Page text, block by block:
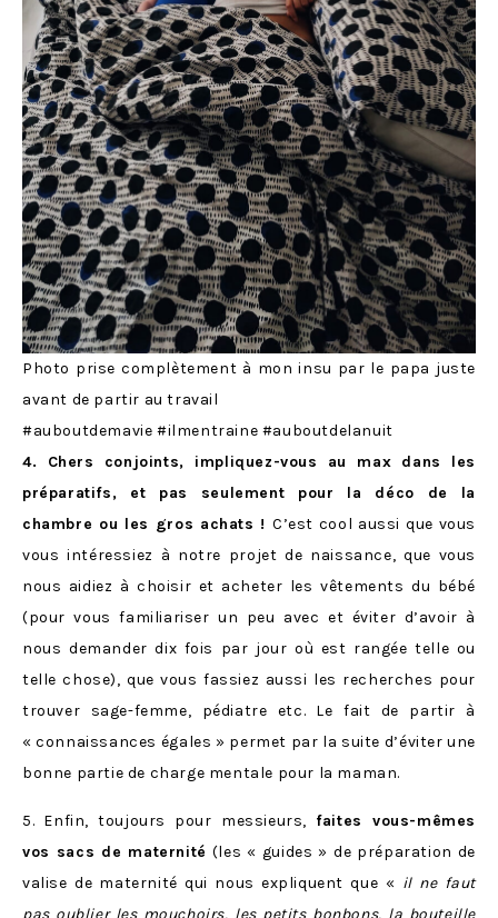
Photo prise complètement à mon insu par le papa juste
avant de partir au travail
#auboutdemavie #ilmentraine #auboutdelanuit
4. Chers conjoints, impliquez-vous au max dans les
préparatifs, et pas seulement pour la déco de la
chambre ou les gros achats ! C’est cool aussi que vous
vous intéressiez à notre projet de naissance, que vous
nous aidiez à choisir et acheter les vêtements du bébé
(pour vous familiariser un peu avec et éviter d’avoir à
nous demander dix fois par jour où est rangée telle ou
telle chose), que vous fassiez aussi les recherches pour
trouver sage-femme, pédiatre etc. Le fait de partir à
« connaissances égales » permet par la suite d’éviter une
bonne partie de charge mentale pour la maman.
5. Enfin, toujours pour messieurs, faites vous-mêmes
vos sacs de maternité (les « guides » de préparation de
valise de maternité qui nous expliquent que « il ne faut
pas oublier les mouchoirs, les petits bonbons, la bouteille